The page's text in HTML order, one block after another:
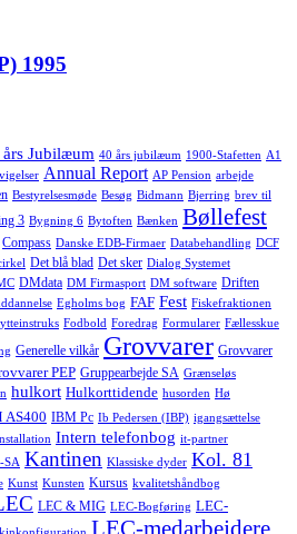
1995
års Jubilæum 40 års jubilæum 1900-Stafetten A1
Annual Report AP Pension arbejde
Bestyrelsesmøde Besøg Bidmann Bjerring brev til
3 Bygning 6 Bytoften Bænken Bøllefest
Compass Danske EDB-Firmaer Databehandling DCF
Det blå blad Det sker Dialog Systemet
DMdata DM Firmasport DM software Driften
Egholms bog FAF Fest Fiskefraktionen
Fodbold Foredrag Formularer Fællesskue
Generelle vilkår Grovvarer Grovvarer
PEP Gruppearbejde SA Grænseløs
hulkort Hulkorttidende husorden Hø
AS400 IBM Pc Ib Pedersen (IBP) igangsættelse
Intern telefonbog it-partner
SA Kantinen Klassiske dyder Kol. 81
Kunst Kunsten Kursus kvalitetshåndbog
LEC & MIG LEC-Bogføring LEC-
LEC-medarbejdere